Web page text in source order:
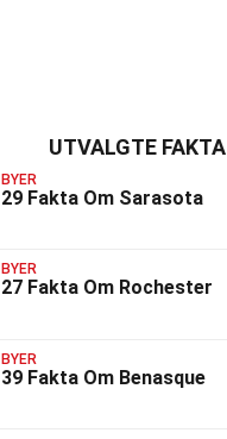
UTVALGTE FAKTA
BYER
29 Fakta Om Sarasota
BYER
27 Fakta Om Rochester
BYER
39 Fakta Om Benasque